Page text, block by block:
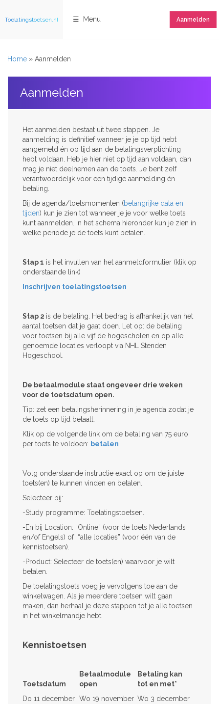
Toelatingstoetsen.nl ☰ Menu Aanmelden
Home » Aanmelden
Aanmelden
Het aanmelden bestaat uit twee stappen. Je
aanmelding is definitief wanneer je je op tijd hebt
aangemeld én op tijd aan de betalingsverplichting
hebt voldaan. Heb je hier niet op tijd aan voldaan, dan
mag je niet deelnemen aan de toets. Je bent zelf
verantwoordelijk voor een tijdige aanmelding én
betaling.
Bij de agenda/toetsmomenten (belangrijke data en
tijden) kun je zien tot wanneer je je voor welke toets
kunt aanmelden. In het schema hieronder kun je zien in
welke periode je de toets kunt betalen.
Stap 1 is het invullen van het aanmeldformulier (klik op
onderstaande link)
Inschrijven toelatingstoetsen
Stap 2 is de betaling. Het bedrag is afhankelijk van het
aantal toetsen dat je gaat doen. Let op: de betaling
voor toetsen bij alle vijf de hogescholen en op alle
genoemde locaties verloopt via NHL Stenden
Hogeschool.
De betaalmodule staat ongeveer drie weken
voor de toetsdatum open.
Tip: zet een betalingsherinnering in je agenda zodat je
de toets op tijd betaalt.
Klik op de volgende link om de betaling van 75 euro
per toets te voldoen: betalen
Volg onderstaande instructie exact op om de juiste
toets(en) te kunnen vinden en betalen.
Selecteer bij:
-Study programme: Toelatingstoetsen.
-En bij Location: “Online” (voor de toets Nederlands
en/of Engels) of “alle locaties” (voor één van de
kennistoetsen).
-Product: Selecteer de toets(en) waarvoor je wilt
betalen.
De toelatingstoets voeg je vervolgens toe aan de
winkelwagen. Als je meerdere toetsen wilt gaan
maken, dan herhaal je deze stappen tot je alle toetsen
in het winkelmandje hebt.
Kennistoetsen
Toetsdatum
Do 11 december
Betaalmodule
open
Wo 19 november
Betaling kan
tot en met*
Wo 3 december